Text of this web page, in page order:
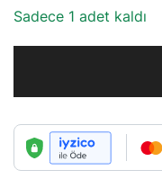
Sadece 1 adet kaldı